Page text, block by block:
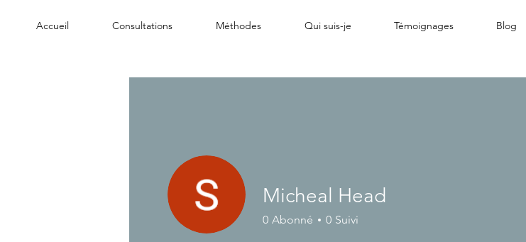
Accueil Consultations Méthodes Qui suis-je Témoignages Blog
Micheal Head
0 Abonné 0 Suivi